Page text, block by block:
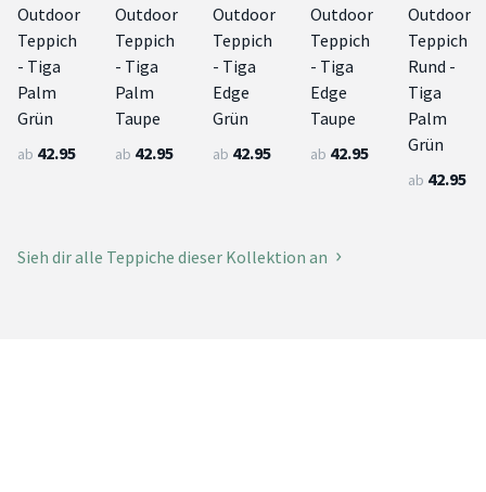
Outdoor
Teppich
- Tiga
Palm
Grün
ab 42.95
Outdoor
Teppich
- Tiga
Palm
Taupe
ab 42.95
Outdoor
Teppich
- Tiga
Edge
Grün
ab 42.95
Outdoor
Teppich
- Tiga
Edge
Taupe
ab 42.95
Outdoor
Teppich
Rund -
Tiga
Palm
Grün
ab 42.95
Sieh dir alle Teppiche dieser Kollektion an